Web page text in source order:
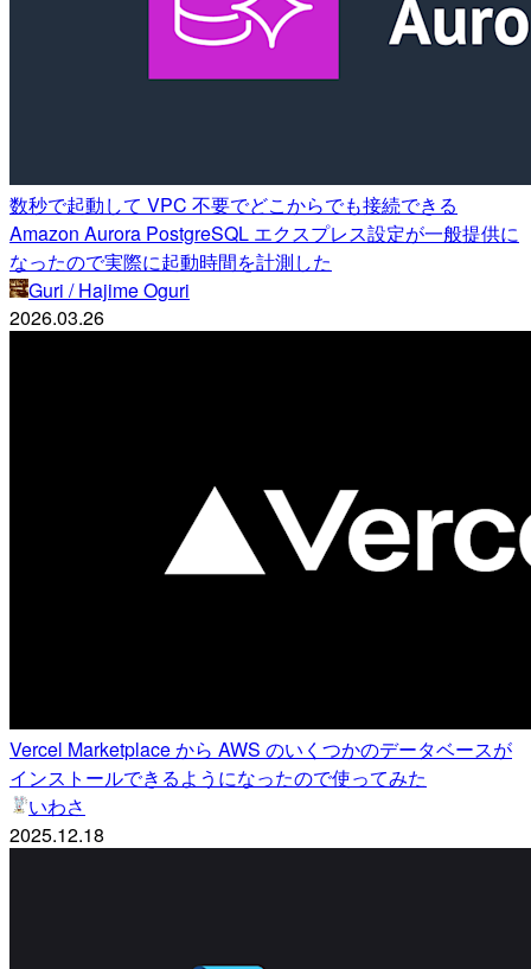
数秒で起動して VPC 不要でどこからでも接続できる
Amazon Aurora PostgreSQL エクスプレス設定が一般提供に
なったので実際に起動時間を計測した
Guri / Hajime Oguri
2026.03.26
Vercel Marketplace から AWS のいくつかのデータベースが
インストールできるようになったので使ってみた
いわさ
2025.12.18